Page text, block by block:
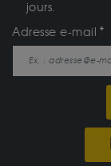
jours.
Adresse e-mail